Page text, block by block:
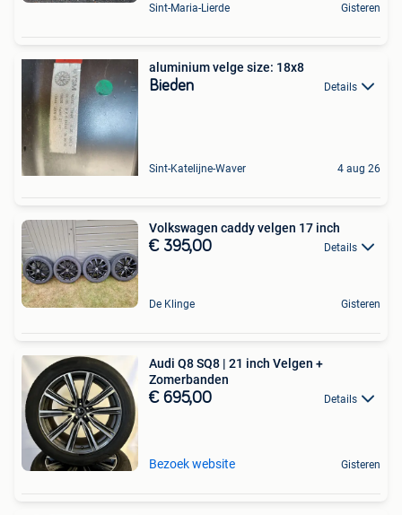
Sint-Maria-Lierde Gisteren
aluminium velge size: 18x8
Bieden Details
Sint-Katelijne-Waver 4 aug 26
Volkswagen caddy velgen 17 inch
€ 395,00 Details
De Klinge Gisteren
Audi Q8 SQ8 | 21 inch Velgen +
Zomerbanden
€ 695,00 Details
Bezoek website Gisteren